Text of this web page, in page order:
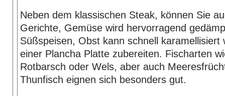
Neben dem klassischen Steak, können Sie
Gerichte, Gemüse wird hervorragend
Süßspeisen, Obst kann schnell karamellisiert
einer Plancha Platte zubereiten. Fischarten
Rotbarsch oder Wels, aber auch
Thunfisch eignen sich besonders gut.